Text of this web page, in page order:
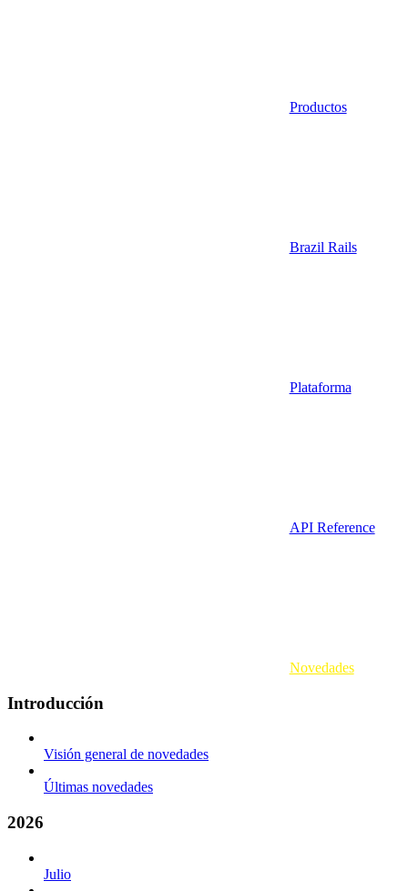
Productos
Brazil Rails
Plataforma
API Reference
Novedades
Introducción
Visión general de novedades
Últimas novedades
2026
Julio